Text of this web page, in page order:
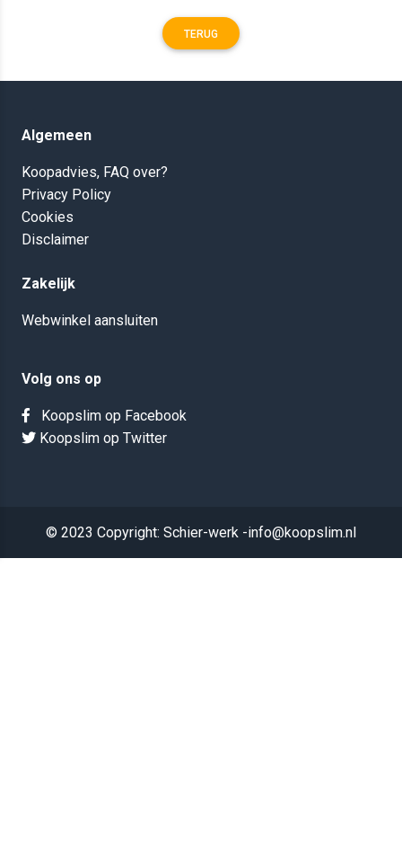
TERUG
Algemeen
Koopadvies, FAQ over?
Privacy Policy
Cookies
Disclaimer
Zakelijk
Webwinkel aansluiten
Volg ons op
Koopslim op Facebook
Koopslim op Twitter
© 2023 Copyright: Schier-werk -info@koopslim.nl